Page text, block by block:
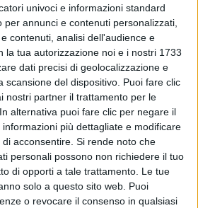
univoci e informazioni standard
per annunci e contenuti personalizzati,
contenuti, analisi dell'audience e
la tua autorizzazione noi e i nostri 1733
dati precisi di geolocalizzazione e
scansione del dispositivo. Puoi fare clic
nostri partner il trattamento per le
alternativa puoi fare clic per negare il
più dettagliate e modificare
acconsentire. Si rende noto che
personali possono non richiedere il tuo
di opporti a tale trattamento. Le tue
solo a questo sito web. Puoi
o revocare il consenso in qualsiasi
07 nov 2025
“Per te” è il brano
settimana
l'uscita dell'album “Per
cui il rapper milanese sta